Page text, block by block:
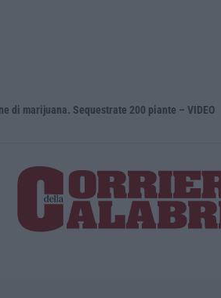
Sequestrate 200 piante – VIDEO